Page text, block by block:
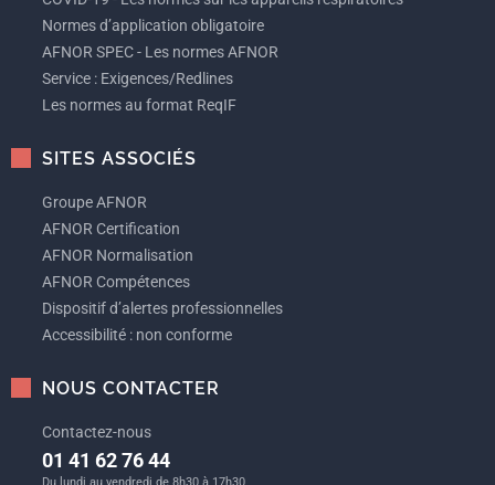
Normes d’application obligatoire
AFNOR SPEC - Les normes AFNOR
Service : Exigences/Redlines
Les normes au format ReqIF
SITES ASSOCIÉS
Groupe AFNOR
AFNOR Certification
AFNOR Normalisation
AFNOR Compétences
Dispositif d’alertes professionnelles
Accessibilité : non conforme
NOUS CONTACTER
Contactez-nous
01 41 62 76 44